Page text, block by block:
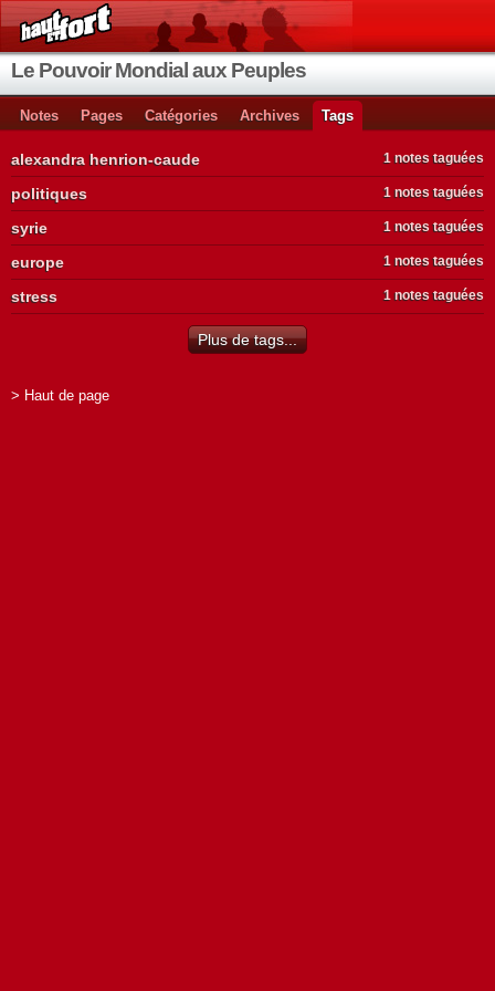
Le Pouvoir Mondial aux Peuples
Notes Pages Catégories Archives Tags
1 notes taguées
alexandra henrion-caude
1 notes taguées
politiques
1 notes taguées
syrie
1 notes taguées
europe
1 notes taguées
stress
Plus de tags...
> Haut de page